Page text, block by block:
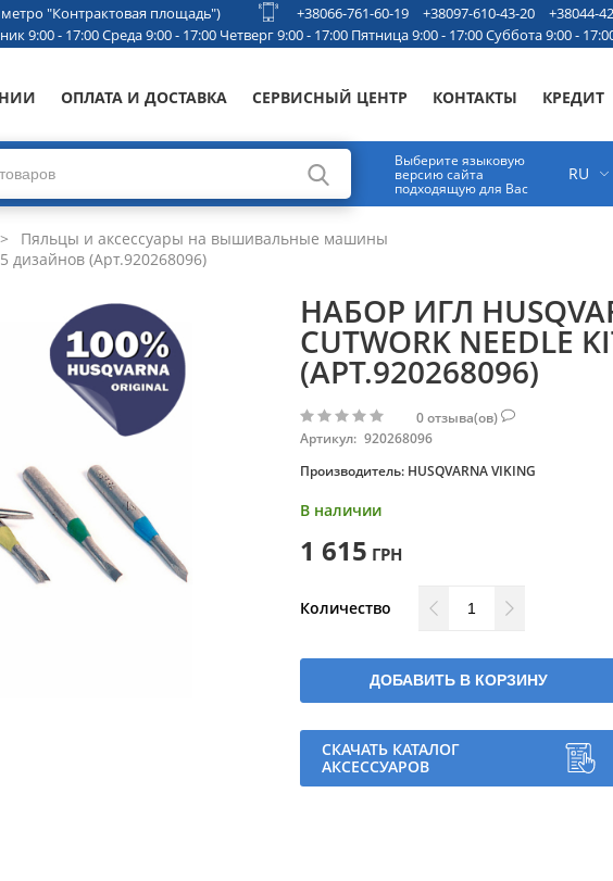
метро "Контрактовая площадь") +38066-761-60-19 +38097-610-43-20 +38044-
9:00 - 17:00 Среда 9:00 - 17:00 Четверг 9:00 - 17:00 Пятница 9:00 - 17:00 Суббота 9:00 -
ОПЛАТА И ДОСТАВКА СЕРВИСНЫЙ ЦЕНТР КОНТАКТЫ КРЕДИТ
Выберите языковую
версию сайта
подходящую для Вас
RU
Пяльцы и аксессуары на вышивальные машины
дизайнов (Арт.920268096)
НАБОР ИГЛ
CUTWORK NEEDLE
(АРТ.920268096)
0отзыва(ов)
Артикул: 920268096
Производитель: HUSQVARNA VIKING
В наличии
1 615 ГРН
Количество
ДОБАВИТЬ В КОРЗИНУ
СКАЧАТЬ КАТАЛОГ
АКСЕССУАРОВ